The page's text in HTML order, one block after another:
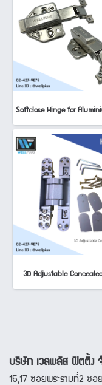
3D Adjustable
บริษัท เวลพลัส ฟิตติ้ง
15,17 ซอยพระรามที่2 ซอ